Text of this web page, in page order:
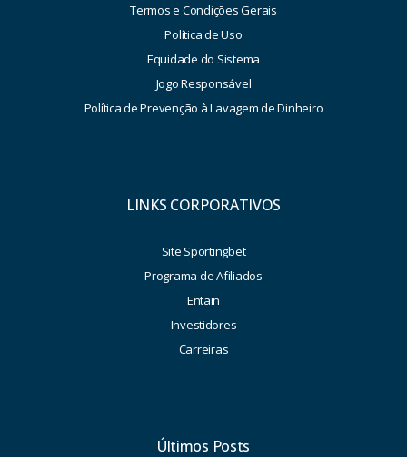
Termos e Condições Gerais
Política de Uso
Equidade do Sistema
Jogo Responsável
Política de Prevenção à Lavagem de Dinheiro
LINKS CORPORATIVOS
Site Sportingbet
Programa de Afiliados
Entain
Investidores
Carreiras
Últimos Posts